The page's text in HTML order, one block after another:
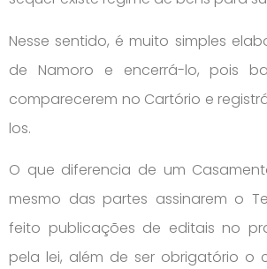
Nesse sentido, é muito simples
de Namoro e encerrá-lo, pois
comparecerem no Cartório e
los.
O que diferencia de um
mesmo das partes assinarem o
feito publicações de editais no
pela lei, além de ser obrigatório o